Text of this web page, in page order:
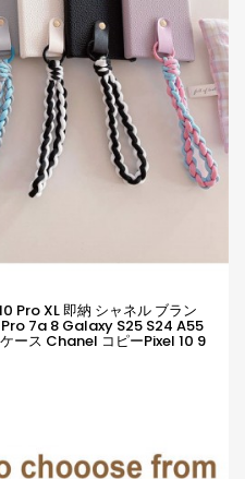
XL 即納 シャネル ブラン
Pro 7a 8 Galaxy S25 S24 A55
ース Chanel コピーPixel 10 9
ス メタルCC×マルチカラー